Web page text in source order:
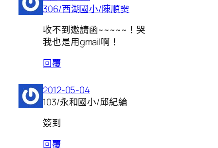
306/西湖國小/陳順霙
收不到邀請函~~~~~！哭
我也是用gmail啊！
回覆
2012-05-04
103/永和國小/邱紀綸
簽到
回覆